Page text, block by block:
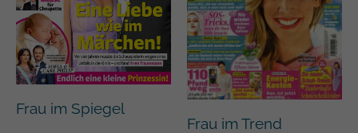
Frau im Spiegel
Frau im Trend